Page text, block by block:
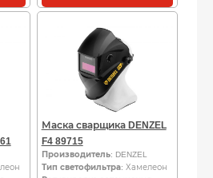
Маска сварщика DENZEL
F4 89715
Производитель: DENZEL
Тип светофильтра: Хамелеон